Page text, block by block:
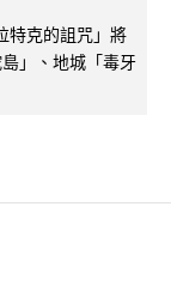
特克的詛咒」將
」、地城「毒牙